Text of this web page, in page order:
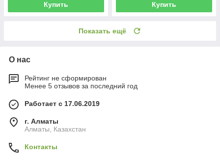
Купить Купить
Показать ещё
О нас
Рейтинг не сформирован
Менее 5 отзывов за последний год
Работает с 17.06.2019
г. Алматы
Алматы, Казахстан
Контакты